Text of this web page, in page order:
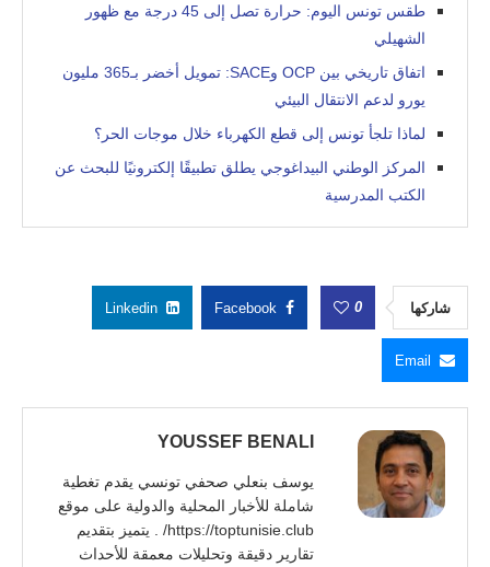
طقس تونس اليوم: حرارة تصل إلى 45 درجة مع ظهور
الشهيلي
اتفاق تاريخي بين OCP وSACE: تمويل أخضر بـ365 مليون
يورو لدعم الانتقال البيئي
لماذا تلجأ تونس إلى قطع الكهرباء خلال موجات الحر؟
المركز الوطني البيداغوجي يطلق تطبيقًا إلكترونيًا للبحث عن
الكتب المدرسية
شاركها 0
Facebook
Linkedin
Email
YOUSSEF BENALI
يوسف بنعلي صحفي تونسي يقدم تغطية
شاملة للأخبار المحلية والدولية على موقع
https://toptunisie.club/ . يتميز بتقديم
تقارير دقيقة وتحليلات معمقة للأحداث